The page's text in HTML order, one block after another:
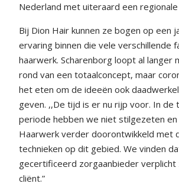
Nederland met uiteraard een regionale
Bij Dion Hair kunnen ze bogen op een
ervaring binnen die vele verschillende
haarwerk. Scharenborg loopt al langer
rond van een totaalconcept, maar
het eten om de ideeën ook
geven. ,,De tijd is er nu rijp voor. In de
periode hebben we niet stilgezeten
Haarwerk verder doorontwikkeld met
technieken op dit gebied. We vinden
gecertificeerd zorgaanbieder verplicht
cliënt.”